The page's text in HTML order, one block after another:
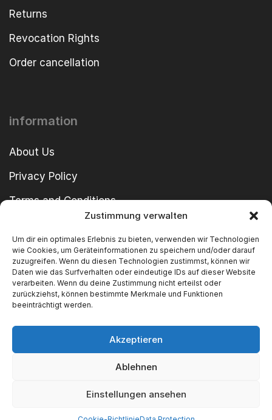
Zustimmung verwalten
Um dir ein optimales Erlebnis zu bieten, verwenden wir Technologien
wie Cookies, um Geräteinformationen zu speichern und/oder darauf
zuzugreifen. Wenn du diesen Technologien zustimmst, können wir
Daten wie das Surfverhalten oder eindeutige IDs auf dieser Website
verarbeiten. Wenn du deine Zustimmung nicht erteilst oder
zurückziehst, können bestimmte Merkmale und Funktionen
beeinträchtigt werden.
Akzeptieren
Ablehnen
Einstellungen ansehen
Returns
Revocation Rights
Order cancellation
information
About Us
Privacy Policy
Terms and Conditions
Copyright © 2024 SWT GmbH